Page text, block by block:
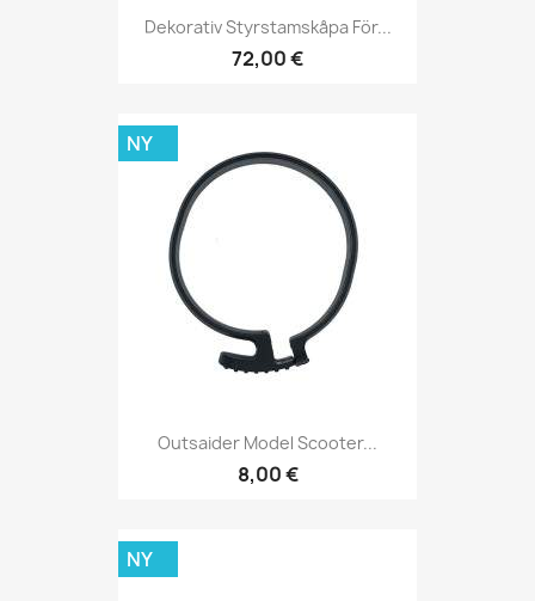
Dekorativ Styrstamskåpa För...
72,00 €
Outsaider Model Scooter...
8,00 €
NY
NY